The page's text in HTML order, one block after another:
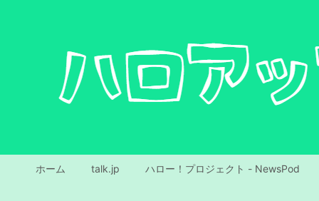
ホーム talk.jp ハロー！プロジェクト - NewsPod